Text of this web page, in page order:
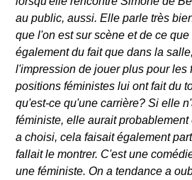
au public, aussi. Elle parle très
que l'on est sur scène et de ce
également du fait que dans la
l'impression de jouer plus pour les
positions féministes lui ont fait du
qu'est-ce qu'une carrière? Si elle
féministe, elle aurait
a choisi, cela faisait également
fallait le montrer. C'est une
une féministe. On a tendance a